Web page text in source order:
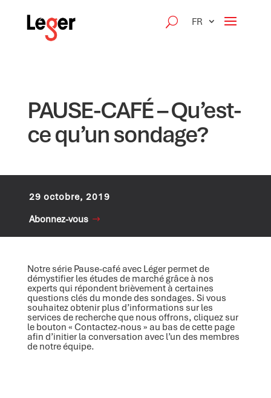
FR
PAUSE-CAFÉ – Qu’est-
ce qu’un sondage?
29 octobre, 2019
Abonnez-vous
Notre série Pause-café avec Léger permet de
démystifier les études de marché grâce à nos
experts qui répondent brièvement à certaines
questions clés du monde des sondages. Si vous
souhaitez obtenir plus d’informations sur les
services de recherche que nous offrons, cliquez sur
le bouton « Contactez-nous » au bas de cette page
afin d’initier la conversation avec l’un des membres
de notre équipe.